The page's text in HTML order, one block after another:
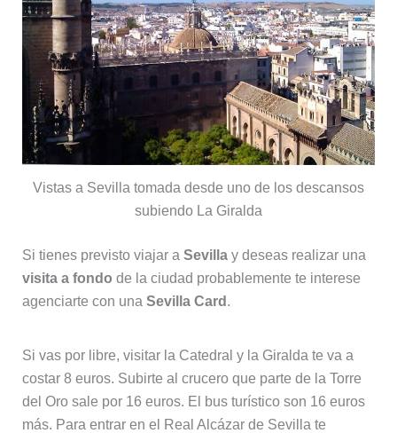
Vistas a Sevilla tomada desde uno de los descansos
subiendo La Giralda
Si tienes previsto viajar a Sevillay deseas realizar una
visita a fondo de la ciudad probablemente te interese
agenciarte con una Sevilla Card .
Si vas por libre, visitar la Catedral y la Giralda te va a
costar 8 euros. Subirte al crucero que parte de la Torre
del Oro sale por 16 euros. El bus turístico son 16 euros
más. Para entrar en el Real Alcázar de Sevilla te